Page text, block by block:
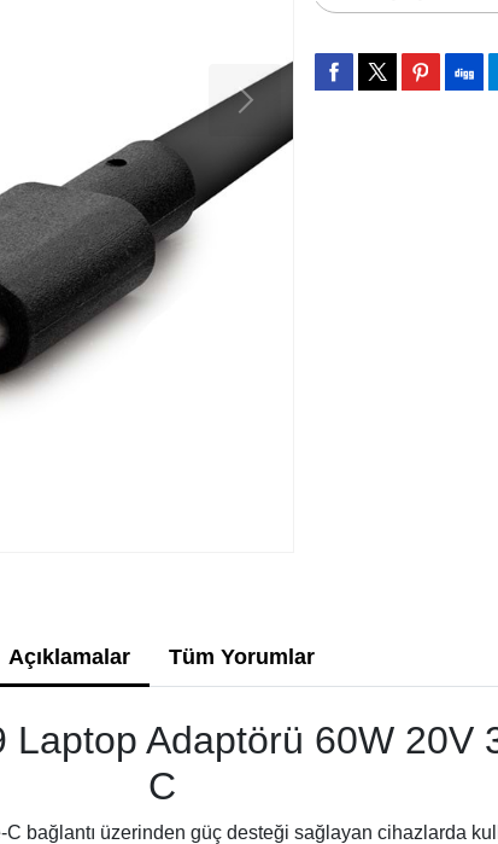
Açıklamalar Tüm Yorumlar
Laptop Adaptörü 60W 20V
C
bağlantı üzerinden güç desteği sağlayan cihazlarda